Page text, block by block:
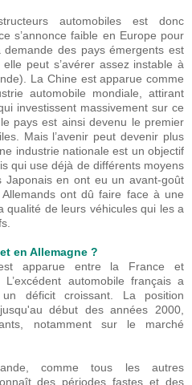
automobiles est donc
s’annonce faible en Europe pour
des pays émergents est
peut s’avérer assez instable à
La Chine est apparue comme
automobile mondiale, attirant
investissent massivement sur ce
pays est ainsi devenu le premier
Mais l’avenir peut devenir plus
industrie nationale est un objectif
qui use déjà de différents moyens
en ont eu un avant-goût
ont dû faire face à une
qualité de leurs véhicules qui les a
en Allemagne ?
apparue entre la France et
automobile français a
déficit croissant. La position
début des années 2000,
notamment sur le marché
comme tous les autres
des périodes fastes et des